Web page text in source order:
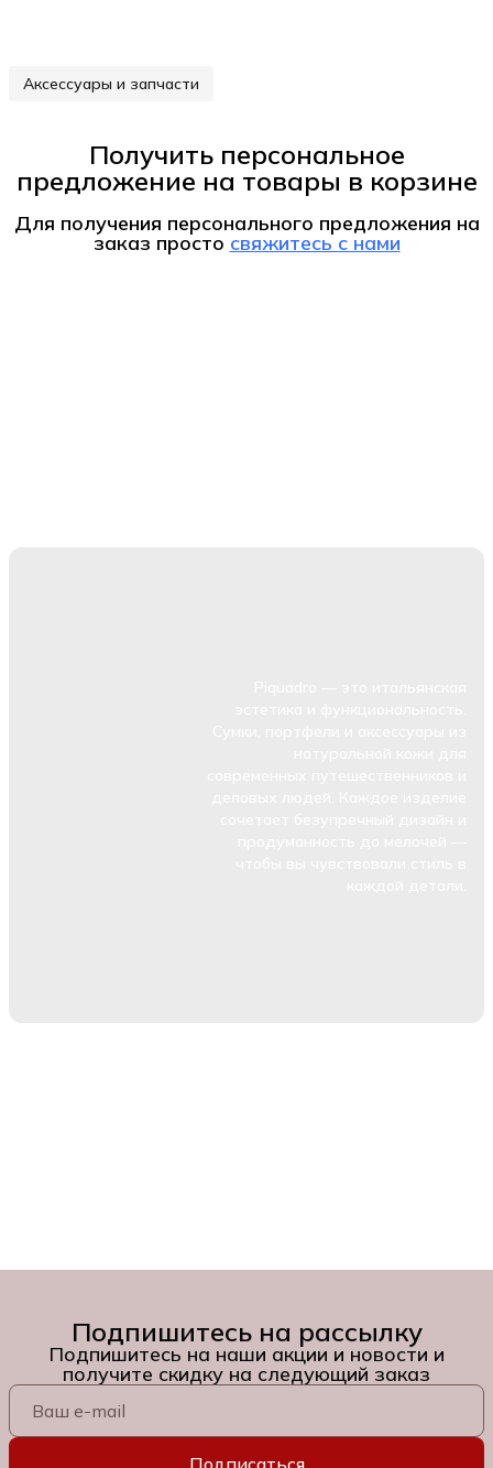
Аксессуары и запчасти
Получить персональное
предложение на товары в корзине
Для получения персонального предложения на
заказ просто свяжитесь с нами
Подпишитесь на рассылку
Подпишитесь на наши акции и новости и
получите скидку на следующий заказ